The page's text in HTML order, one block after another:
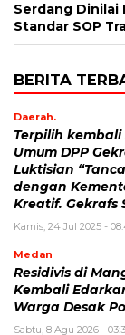
Serdang Dinilai
Standar SOP
BERITA
Daerah.
Terpilih
Umum DPP
Luktisian
dengan
Kreatif. Gekrafs
Kamis, 24 Jul 2025 -
Medan
Residivis di
Kembali
Warga Desak
Sabtu, 8 Agu 2026 -